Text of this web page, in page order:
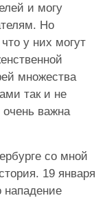
и могу
Но
у них могут
множества
так и не
очень важна
со мной
19 января
нападение